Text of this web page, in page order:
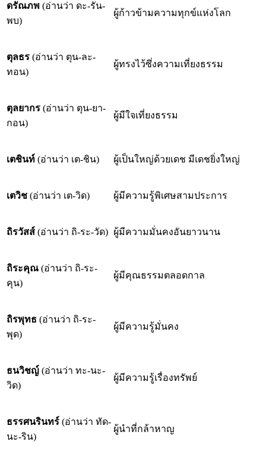
ดรัณภพ (อ่านว่า ดะ-รัน-
พบ)
ผู้ก้าวข้ามความทุกข์แห่งโลก
ตุลธร (อ่านว่า ตุน-ละ-
ทอน)
ผู้ทรงไว้ซึ่งความเที่ยงธรรม
ตุลยากร (อ่านว่า ตุน-ยา-
กอน)
ผู้มีใจเที่ยงธรรม
เตชินท์ (อ่านว่า เต-ชิน) ผู้เป็นใหญ่ด้วยเดช มีเดชยิ่งใหญ่
เตวิช (อ่านว่า เต-วิด) ผู้มีความรู้พิเศษสามประการ
ถิรวัสส์ (อ่านว่า ถิ-ระ-วัด) ผู้มีความมั่นคงอันยาวนาน
ถิระคุณ (อ่านว่า ถิ-ระ-
คุน)
ผู้มีคุณธรรมตลอดกาล
ถิรพุทธ (อ่านว่า ถิ-ระ-
พุด)
ผู้มีความรู้มั่นคง
ธนวิชญ์ (อ่านว่า ทะ-นะ-
วิด)
ผู้มีความรู้เรื่องทรัพย์
ธรรศนรินทร์ (อ่านว่า ทัด-
นะ-ริน)
ผู้นำที่กล้าหาญ